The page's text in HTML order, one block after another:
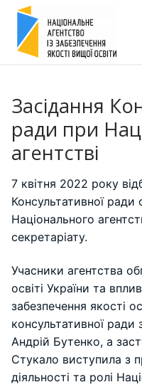
Перейти
вмісту
Засідання
ради при
агентстві
7 квітня 2022 року
Консультативної ради
Національного
секретаріату.
Учасники агентства
освіті України та
забезпечення якості
консультативної ради
Андрій Бутенко, а
Стукало виступила з
діяльності та ролі